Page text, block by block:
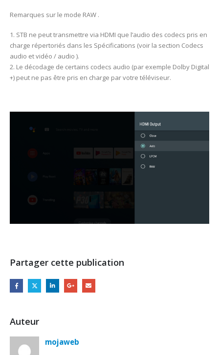
Remarques sur le mode RAW .
1. STB ne peut transmettre via HDMI que l’audio des codecs pris en
charge répertoriés dans les Spécifications (voir la section Codecs
audio et vidéo / audio ).
2. Le décodage de certains codecs audio (par exemple Dolby Digital
+) peut ne pas être pris en charge par votre téléviseur.
Partager cette publication
Auteur
mojaweb